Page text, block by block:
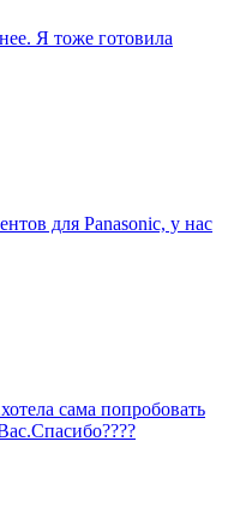
Я тоже готовила
для Panasonic, у нас
сама попробовать